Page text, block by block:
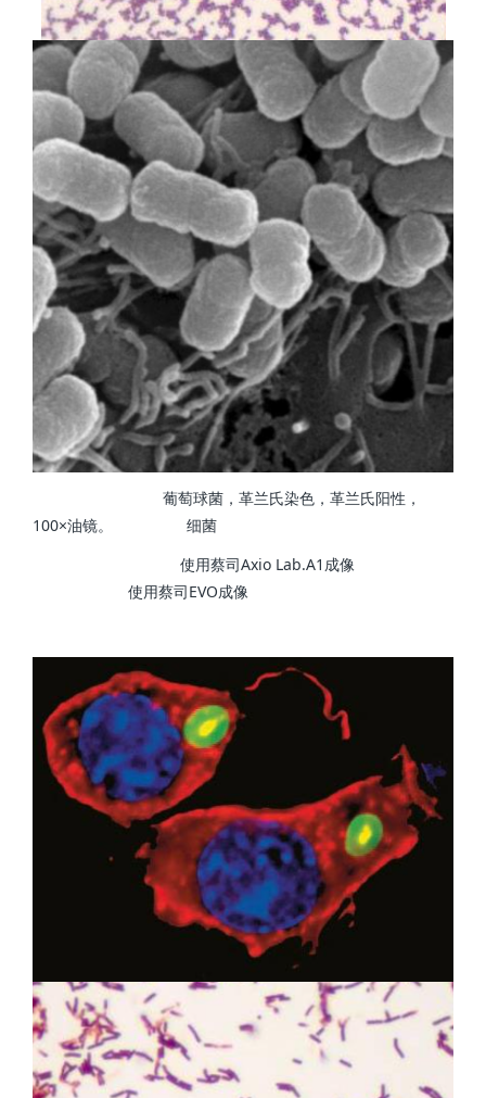
葡萄球菌，革兰氏染色，革兰氏阳性，
100×油镜。
细菌
使用蔡司Axio Lab.A1成像
使用蔡司EVO成像